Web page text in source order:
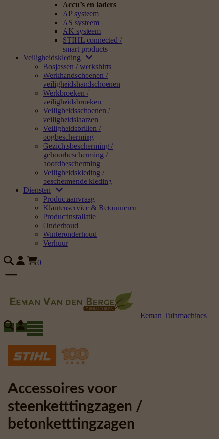
Accu’s en laders
AP systeem
AS systeem
AK systeem
STIHL connected /
smart products
Veiligheidskleding
Bosjassen / werkshirts
Werkhandschoenen /
veiligheidshandschoenen
Werkbroeken /
veiligheidsbroeken
Veiligheidsschoenen /
veiligheidslaarzen
Veiligheidsbrillen /
oogbescherming
Gezichtsbescherming /
gehoorbescherming /
hoofdbescherming
Veiligheidskleding /
beschermende kleding
Diensten
Productaanvraag
Klantenservice & Retourneren
Productinstallatie
Onderhoud
Winteronderhoud
Verhuur
0
Eeman Tuinmachines
Accessoires voor
steenketttingzagen /
betonketttingzagen